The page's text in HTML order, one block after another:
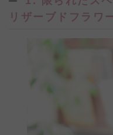
リザーブドフラワ